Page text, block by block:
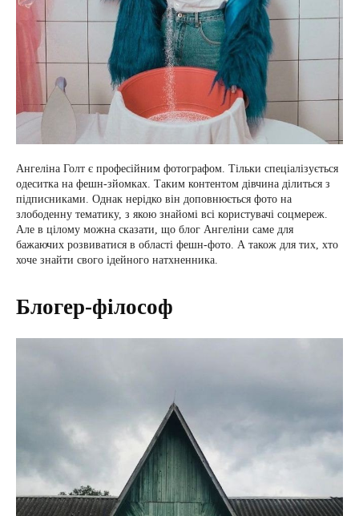
Ангеліна Голт є професійним фотографом. Тільки спеціалізується
одеситка на фешн-зйомках. Таким контентом дівчина ділиться з
підписниками. Однак нерідко він доповнюється фото на
злободенну тематику, з якою знайомі всі користувачі соцмереж.
Але в цілому можна сказати, що блог Ангеліни саме для
бажаючих розвиватися в області фешн-фото. А також для тих, хто
хоче знайти свого ідейного натхненника.
Блогер-філософ